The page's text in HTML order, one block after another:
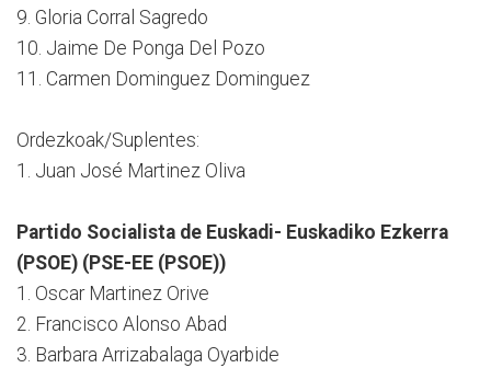
9. Gloria Corral Sagredo
10. Jaime De Ponga Del Pozo
11. Carmen Dominguez Dominguez
Ordezkoak/Suplentes:
1. Juan José Martinez Oliva
Partido Socialista de Euskadi- Euskadiko Ezkerra
(PSOE) (PSE-EE (PSOE))
1. Oscar Martinez Orive
2. Francisco Alonso Abad
3. Barbara Arrizabalaga Oyarbide